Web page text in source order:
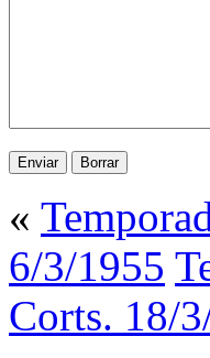
«
6/3/1955
Corts. 18/